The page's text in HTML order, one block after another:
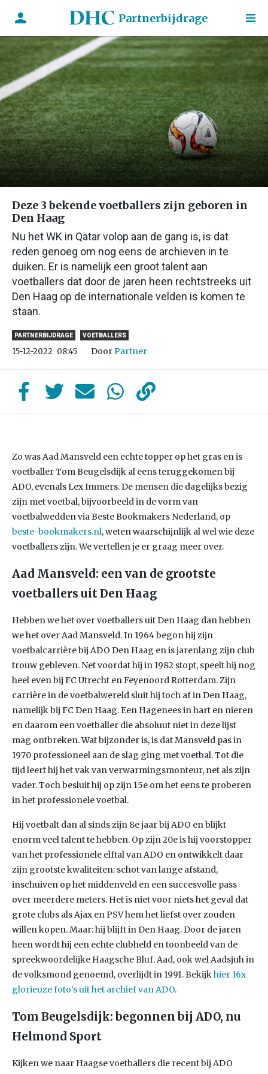
Partnerbijdrage
Deze 3 bekende voetballers zijn geboren in
Den Haag
Nu het WK in Qatar volop aan de gang is, is dat
reden genoeg om nog eens de archieven in te
duiken. Er is namelijk een groot talent aan
voetballers dat door de jaren heen rechtstreeks uit
Den Haag op de internationale velden is komen te
staan.
PARTNERBIJDRAGE VOETBALLERS
15-12-2022 08:45 DoorPartner
Zo was Aad Mansveld een echte topper op het gras en is
voetballer Tom Beugelsdijk al eens teruggekomen bij
ADO, evenals Lex Immers. De mensen die dagelijks bezig
zijn met voetbal, bijvoorbeeld in de vorm van
voetbalwedden via Beste Bookmakers Nederland, op
beste-bookmakers.nl, weten waarschijnlijk al wel wie deze
voetballers zijn. We vertellen je er graag meer over.
Aad Mansveld: een van de grootste
voetballers uit Den Haag
Hebben we het over voetballers uit Den Haag dan hebben
we het over Aad Mansveld. In 1964 begon hij zijn
voetbalcarrière bij ADO Den Haag en is jarenlang zijn club
trouw gebleven. Net voordat hij in 1982 stopt, speelt hij nog
heel even bij FC Utrecht en Feyenoord Rotterdam. Zijn
carrière in de voetbalwereld sluit hij toch af in Den Haag,
namelijk bij FC Den Haag. Een Hagenees in hart en nieren
en daarom een voetballer die absoluut niet in deze lijst
mag ontbreken. Wat bijzonder is, is dat Mansveld pas in
1970 professioneel aan de slag ging met voetbal. Tot die
tijd leert hij het vak van verwarmingsmonteur, net als zijn
vader. Toch besluit hij op zijn 15e om het eens te proberen
in het professionele voetbal.
Hij voetbalt dan al sinds zijn 8e jaar bij ADO en blijkt
enorm veel talent te hebben. Op zijn 20e is hij voorstopper
van het professionele elftal van ADO en ontwikkelt daar
zijn grootste kwaliteiten: schot van lange afstand,
inschuiven op het middenveld en een succesvolle pass
over meerdere meters. Het is niet voor niets het geval dat
grote clubs als Ajax en PSV hem het liefst over zouden
willen kopen. Maar: hij blijft in Den Haag. Door de jaren
heen wordt hij een echte clubheld en toonbeeld van de
spreekwoordelijke Haagsche Bluf. Aad, ook wel Aadsjuh in
de volksmond genoemd, overlijdt in 1991. Bekijkhier 16x
glorieuze foto’s uit het archief van ADO.
Tom Beugelsdijk: begonnen bij ADO, nu
Helmond Sport
Kijken we naar Haagse voetballers die recent bij ADO